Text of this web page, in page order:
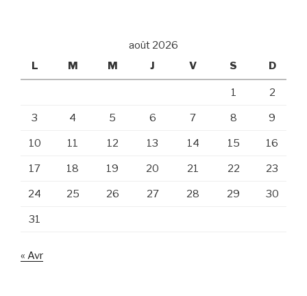
août 2026
L
M M J V S D
1 2
3 4 5 6 7 8 9
10 11 12 13 14 15 16
17 18 19 20 21 22 23
24 25 26 27 28 29 30
31
« Avr